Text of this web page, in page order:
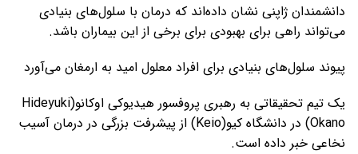
دانشمندان ژاپنی نشان داده‌اند که درمان با سلول‌های بنیادی
می‌تواند راهی برای بهبودی برای برخی از این بیماران باشد.
پیوند سلول‌های بنیادی برای افراد معلول امید به ارمغان می‌آورد
یک تیم تحقیقاتی به رهبری پروفسور هیدیوکی اوکانو(Hideyuki
Okano) در دانشگاه کیو(Keio) از پیشرفت بزرگی در درمان آسیب
نخاعی خبر داده است.